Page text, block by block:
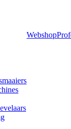
Webshop